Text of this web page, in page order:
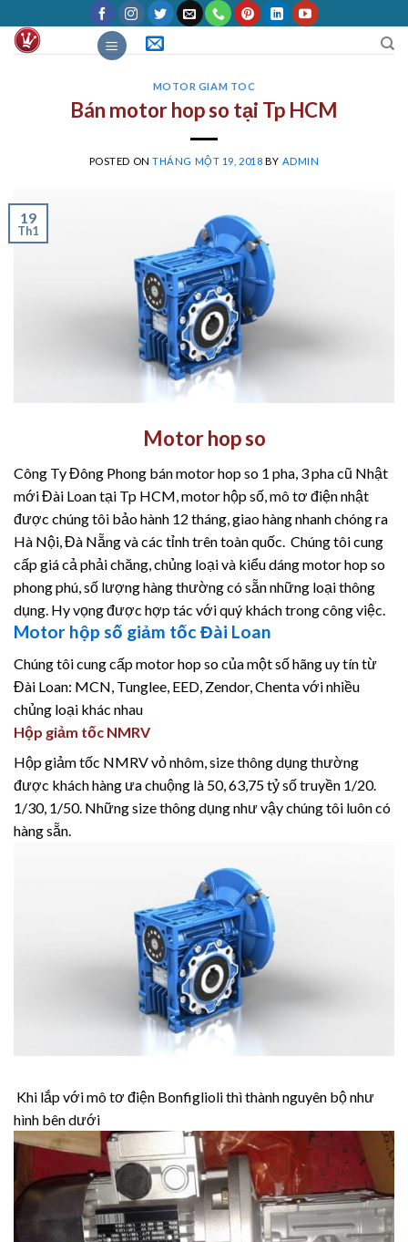
content
MOTOR GIAM TOC
Bán motor hop so tại Tp HCM
POSTED ONTHÁNG MỘT 19, 2018 BY ADMIN
19
Th1
Motor hop so
Công Ty Đông Phong bán motor hop so 1 pha, 3 pha cũ Nhật
mới Đài Loan tại Tp HCM, motor hộp số, mô tơ điện nhật
được chúng tôi bảo hành 12 tháng, giao hàng nhanh chóng ra
Hà Nội, Đà Nẵng và các tỉnh trên toàn quốc. Chúng tôi cung
cấp giá cả phải chăng, chủng loại và kiểu dáng motor hop so
phong phú, số lượng hàng thường có sẵn những loại thông
dụng. Hy vọng được hợp tác với quý khách trong công việc.
Motor hộp số giảm tốc Đài Loan
Chúng tôi cung cấp motor hop so của một số hãng uy tín từ
Đài Loan: MCN, Tunglee, EED, Zendor, Chenta với nhiều
chủng loại khác nhau
Hộp giảm tốc NMRV
Hộp giảm tốc NMRV vỏ nhôm, size thông dụng thường
được khách hàng ưa chuộng là 50, 63,75 tỷ số truyền 1/20.
1/30, 1/50. Những size thông dụng như vậy chúng tôi luôn có
hàng sẵn.
Khi lắp với mô tơ điện Bonfiglioli thì thành nguyên bộ như
hình bên dưới